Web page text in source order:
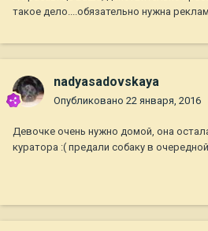
такое дело....обязательно нужна
nadyasadovskaya
Опубликовано 22 января, 2016
Девочке очень нужно домой, она
куратора :( предали собаку в